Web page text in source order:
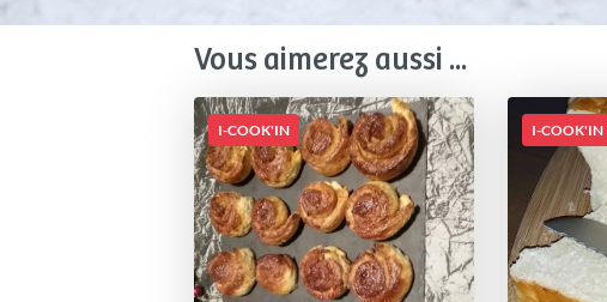
Vous aimerez aussi ...
I-COOK'IN I-COOK'IN